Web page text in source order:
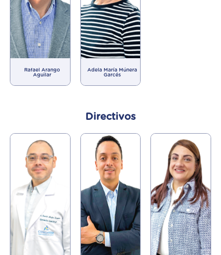
Rafael Arango
Aguilar
Adela María Múnera
Garcés
Directivos